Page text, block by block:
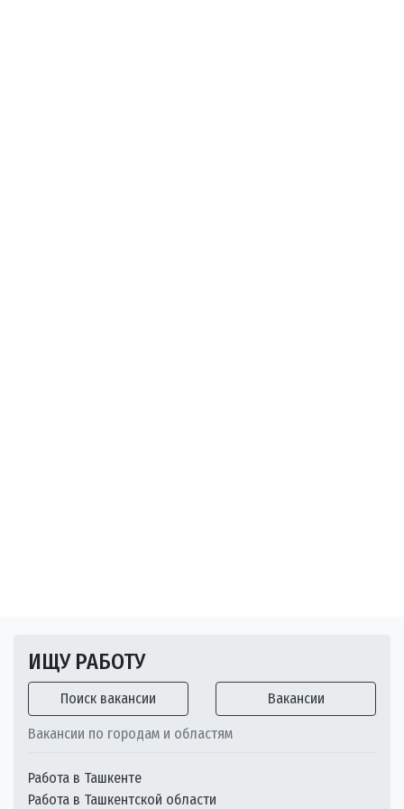
ИЩУ РАБОТУ
Поиск вакансии Вакансии
Вакансии по городам и областям
Работа в Ташкенте
Работа в Ташкентской области